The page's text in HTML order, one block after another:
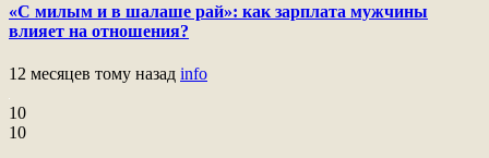
«С милым и в шалаше рай»: как зарплата мужчины
влияет на отношения?
12 месяцев тому назад info
10
10